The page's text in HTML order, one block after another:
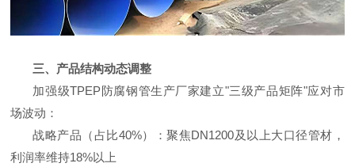
三、产品结构动态调整
加强级TPEP防腐钢管生产厂家建立"三级产品矩阵"应对市
场波动：
战略产品（占比40%）：聚焦DN1200及以上大口径管材，
利润率维持18%以上